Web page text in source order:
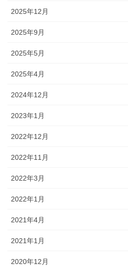
2025年12月
2025年9月
2025年5月
2025年4月
2024年12月
2023年1月
2022年12月
2022年11月
2022年3月
2022年1月
2021年4月
2021年1月
2020年12月